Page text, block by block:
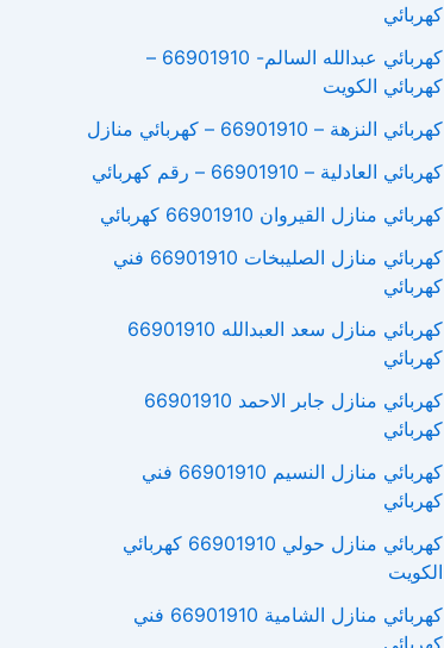
كهربائي
كهربائي عبدالله السالم- 66901910 –
كهربائي الكويت
كهربائي النزهة – 66901910 – كهربائي منازل
كهربائي العادلية – 66901910 – رقم كهربائي
كهربائي منازل القيروان 66901910 كهربائي
كهربائي منازل الصليبخات 66901910 فني
كهربائي
كهربائي منازل سعد العبدالله 66901910
كهربائي
كهربائي منازل جابر الاحمد 66901910
كهربائي
كهربائي منازل النسيم 66901910 فني
كهربائي
كهربائي منازل حولي 66901910 كهربائي
الكويت
كهربائي منازل الشامية 66901910 فني